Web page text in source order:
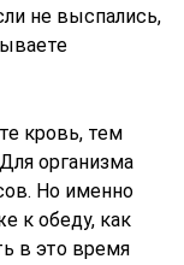
не выспались,
кровь, тем
организма
Но именно
к обеду, как
в это время